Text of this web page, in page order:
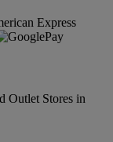
Outlet Stores in